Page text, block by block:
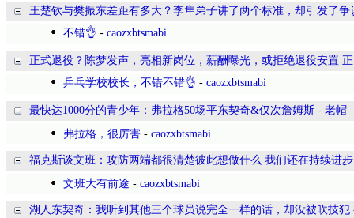
王楚钦与樊振东差距有多大？李隼弟子讲了两个标准，却引发了争
不错👌 - caozxbtsmabi
正式退役？陈梦发声，亮相新岗位，薪酬曝光，或拒绝退役安置 正
乒乓学校校长，不错不错👌 - caozxbtsmabi
最快达1000分的青少年：弗拉格50场平东契奇&仅次詹姆斯 - 老帽
弗拉格，很厉害 - caozxbtsmabi
福克斯谈文班：攻防两端都很清楚彼此想做什么 我们还在持续进步
文班大有前途 - caozxbtsmabi
湖人东契奇：我听到其他三个球员说完全一样的话，却没被吹技犯